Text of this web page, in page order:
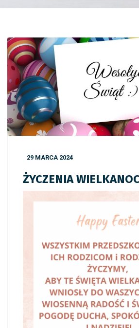
29 MARCA 2024
ŻYCZENIA